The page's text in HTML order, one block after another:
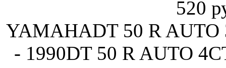
520
YAMAHADT 50 R AUTO
- 1990DT 50 R AUTO